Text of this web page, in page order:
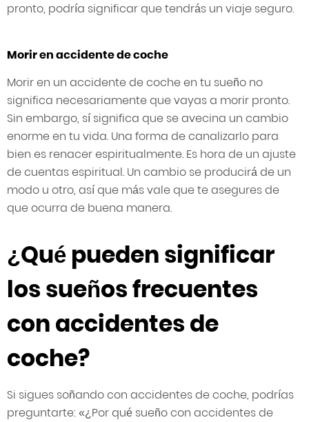
pronto, podría significar que tendrás un viaje seguro.
Morir en accidente de coche
Morir en un accidente de coche en tu sueño no
significa necesariamente que vayas a morir pronto.
Sin embargo, sí significa que se avecina un cambio
enorme en tu vida. Una forma de canalizarlo para
bien es renacer espiritualmente. Es hora de un ajuste
de cuentas espiritual. Un cambio se producirá de un
modo u otro, así que más vale que te asegures de
que ocurra de buena manera.
¿Qué pueden significar
los sueños frecuentes
con accidentes de
coche?
Si sigues soñando con accidentes de coche, podrías
preguntarte: «¿Por qué sueño con accidentes de